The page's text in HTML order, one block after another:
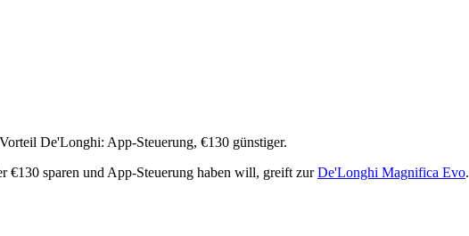
De'Longhi: App-Steuerung, €130 günstiger.
€130 sparen und App-Steuerung haben will, greift zurDe'Longhi Magnifica Evo.